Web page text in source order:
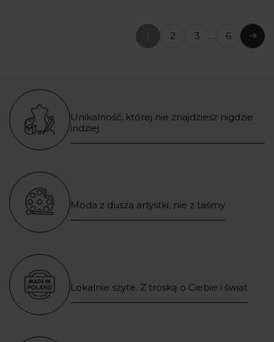
1(bieżąca
strona)
2 3 … 6
Unikalność, której nie znajdziesz nigdzie
indziej
Moda z duszą artystki, nie z taśmy
Lokalnie szyte. Z troską o Ciebie i świat